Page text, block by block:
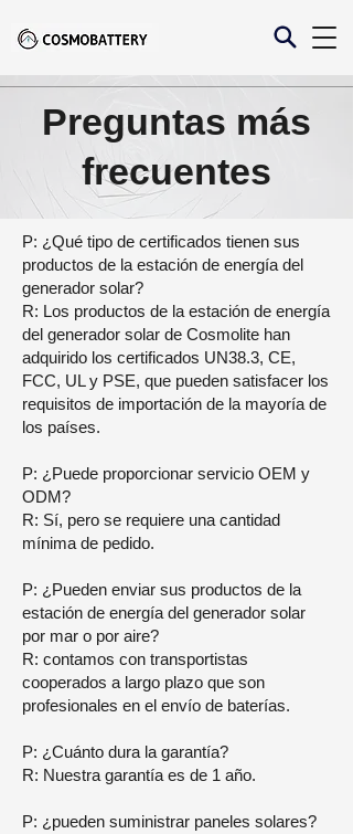
Preguntas más
frecuentes
P: ¿Qué tipo de certificados tienen sus
productos de la estación de energía del
generador solar?
R: Los productos de la estación de energía
del generador solar de Cosmolite han
adquirido los certificados UN38.3, CE,
FCC, UL y PSE, que pueden satisfacer los
requisitos de importación de la mayoría de
los países.
P: ¿Puede proporcionar servicio OEM y
ODM?
R: Sí, pero se requiere una cantidad
mínima de pedido.
P: ¿Pueden enviar sus productos de la
estación de energía del generador solar
por mar o por aire?
R: contamos con transportistas
cooperados a largo plazo que son
profesionales en el envío de baterías.
P: ¿Cuánto dura la garantía?
R: Nuestra garantía es de 1 año.
P: ¿pueden suministrar paneles solares?